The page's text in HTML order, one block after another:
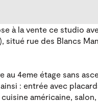
à la vente ce studio
situé rue des Blancs
au 4eme étage sans
: entrée avec
américaine,